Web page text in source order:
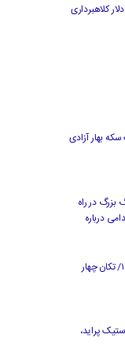
را با 580 میلیون دلار کلاهبرداری
۱۲ مهرماه ۱۴۰۴/ قیمت سکه بهار آزادی
در راه
درباره
قیمت جدید دلار، یورو و سایر ارزها ۱۲ مهر ۱۴۰۴/ تکان چهار
پراید،